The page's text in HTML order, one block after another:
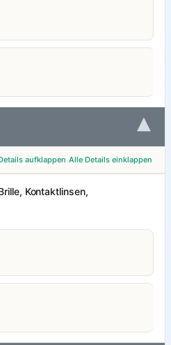
▾
aufklappen Alle Details einklappen
Kontaktlinsen,